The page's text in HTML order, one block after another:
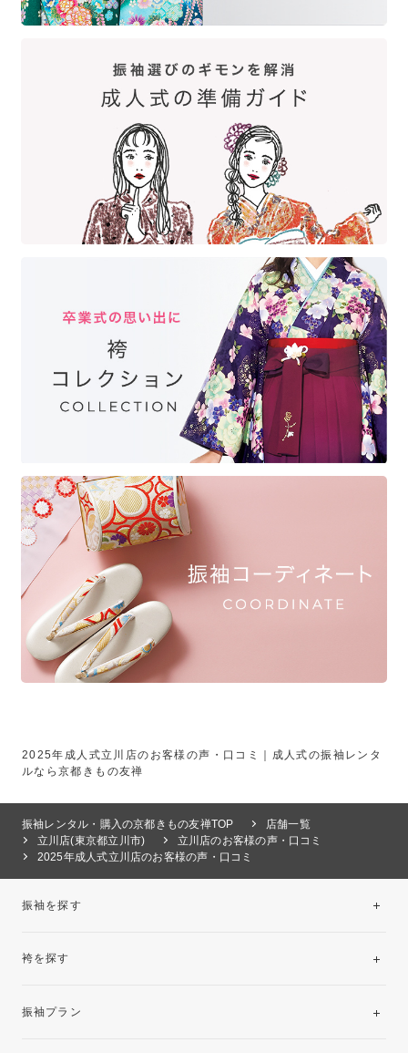
2025年成人式立川店のお客様の声・口コミ｜成人式の振袖レンタ
ルなら京都きもの友禅
振袖レンタル・購入の京都きもの友禅TOP
店舗一覧
立川店(東京都立川市)
立川店のお客様の声・口コミ
2025年成人式立川店のお客様の声・口コミ
振袖を探す
袴を探す
振袖プラン